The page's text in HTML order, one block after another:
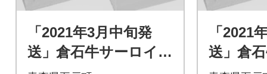
「2021年3月中旬発
送」倉石牛サーロイ
「2021
送」倉